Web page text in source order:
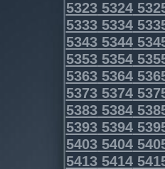
53235324
53335334
53435344
53535354
53635364
53735374
53835384
53935394
54035404
54135414